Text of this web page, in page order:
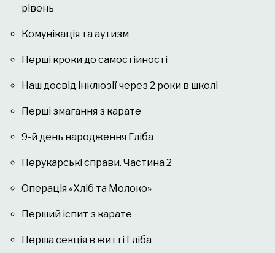
рівень
Комунікація та аутизм
Перші кроки до самостійності
Наш досвід інклюзії через 2 роки в школі
Перші змагання з карате
9-й день народження Гліба
Перукарські справи. Частина 2
Операція «Хліб та Молоко»
Перший іспит з карате
Перша секція в житті Гліба